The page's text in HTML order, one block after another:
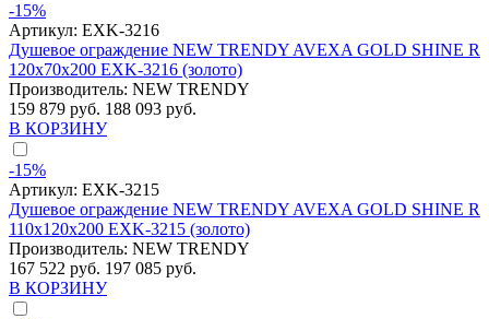
-15%
Артикул: EXK-3216
Душевое ограждение NEW TRENDY AVEXA GOLD SHINE R
120x70x200 EXK-3216 (золото)
Производитель: NEW TRENDY
159 879 руб. 188 093 руб.
В КОРЗИНУ
-15%
Артикул: EXK-3215
Душевое ограждение NEW TRENDY AVEXA GOLD SHINE R
110x120x200 EXK-3215 (золото)
Производитель: NEW TRENDY
167 522 руб. 197 085 руб.
В КОРЗИНУ